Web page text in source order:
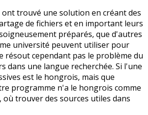
trouvé une solution en créant des
de fichiers et en important leurs
préparés, que d'autres
université peuvent utiliser pour
résout cependant pas le problème du
dans une langue recherchée. Si l'une
est le hongrois, mais que
programme n'a le hongrois comme
où trouver des sources utiles dans